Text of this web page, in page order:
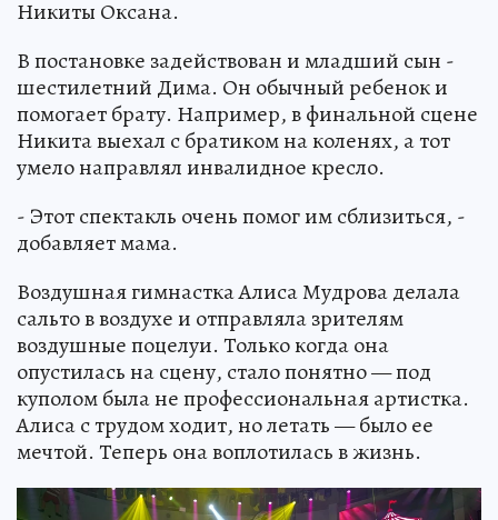
Никиты Оксана.
В постановке задействован и младший сын -
шестилетний Дима. Он обычный ребенок и
помогает брату. Например, в финальной сцене
Никита выехал с братиком на коленях, а тот
умело направлял инвалидное кресло.
- Этот спектакль очень помог им сблизиться, -
добавляет мама.
Воздушная гимнастка Алиса Мудрова делала
сальто в воздухе и отправляла зрителям
воздушные поцелуи. Только когда она
опустилась на сцену, стало понятно — под
куполом была не профессиональная артистка.
Алиса с трудом ходит, но летать — было ее
мечтой. Теперь она воплотилась в жизнь.